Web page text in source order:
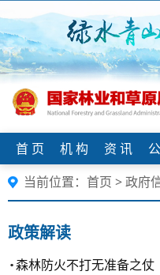
首 页 机 构 资 讯
当前位置： 首页 >政府
政策解读
森林防火不打无准备之仗